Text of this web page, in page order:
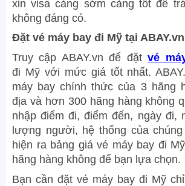
xin visa càng sớm càng tốt để
không đáng có.
Đặt vé máy bay đi Mỹ tại ABAY.vn
Truy cập ABAY.vn để đặtvé
đi Mỹ với mức giá tốt nhất.
máy bay chính thức của 3 hãng
địa và hơn 300 hãng hàng không
nhập điểm đi, điểm đến, ngày đi,
lượng người, hệ thống của
hiện ra bảng giá vé máy bay đi
hãng hàng không để bạn lựa chọn.
Bạn cần đặt vé máy bay đi Mỹ